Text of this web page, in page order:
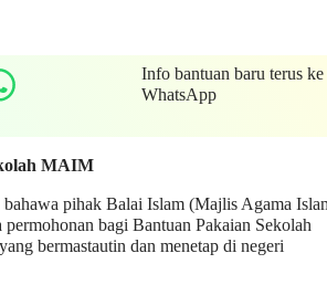
Info bantuan baru terus ke
WhatsApp
MAIM
pihak Balai Islam (Majlis Agama
bagi Bantuan Pakaian Sekolah
bermastautin dan menetap di negeri